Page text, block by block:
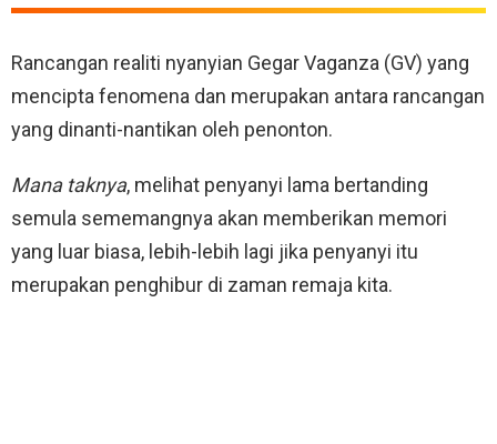
Rancangan realiti nyanyian Gegar Vaganza (GV) yang
mencipta fenomena dan merupakan antara rancangan
yang dinanti-nantikan oleh penonton.
Mana taknya, melihat penyanyi lama bertanding
semula sememangnya akan memberikan memori
yang luar biasa, lebih-lebih lagi jika penyanyi itu
merupakan penghibur di zaman remaja kita.